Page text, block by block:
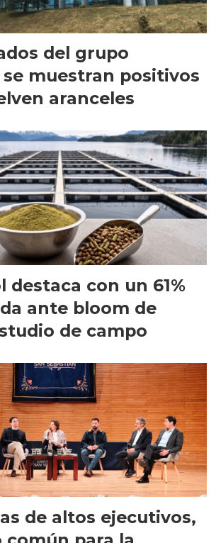
del grupo
muestran positivos
aranceles
destaca con un 61%
ante bloom de
de campo
de altos ejecutivos,